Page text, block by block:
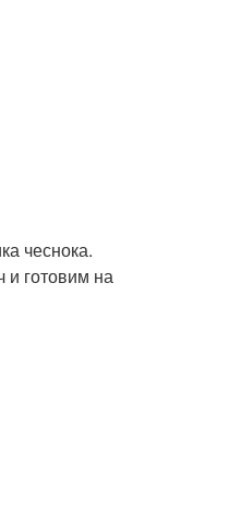
чеснока.
готовим на